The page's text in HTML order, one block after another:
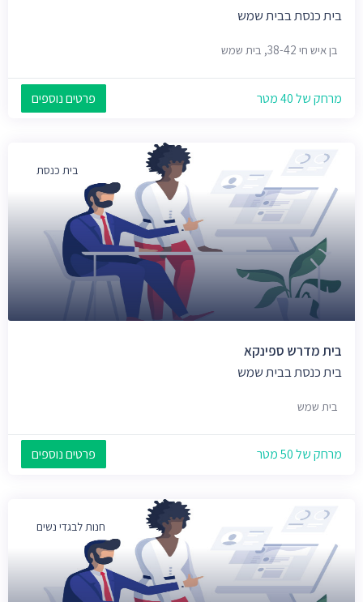
בית כנסת בבית שמש
בן איש חי 38-42, בית שמש
מרחק של 40 מטר פרטים נוספים
בית כנסת
בית מדרש ספינקא
בית כנסת בבית שמש
בית שמש
מרחק של 50 מטר פרטים נוספים
חנות לבגדי נשים